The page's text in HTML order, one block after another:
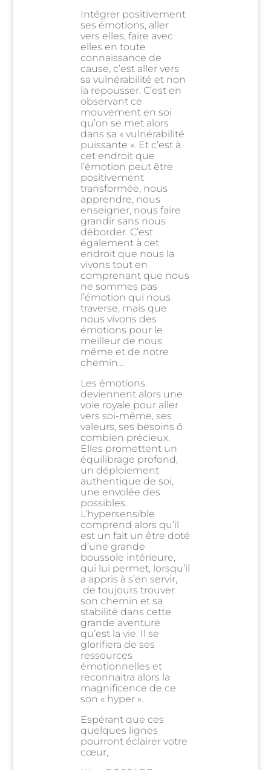
Intégrer positivement
ses émotions, aller
vers elles, faire avec
elles en toute
connaissance de
cause, c’est aller vers
sa vulnérabilité et non
la repousser. C’est en
observant ce
mouvement en soi
qu’on se met alors
dans sa « vulnérabilité
puissante ». Et c’est à
cet endroit que
l’émotion peut être
positivement
transformée, nous
apprendre, nous
enseigner, nous faire
grandir sans nous
déborder. C’est
également à cet
endroit que nous la
vivons tout en
comprenant que nous
ne sommes pas
l’émotion qui nous
traverse, mais que
nous vivons des
émotions pour le
meilleur de nous
même et de notre
chemin…
Les émotions
deviennent alors une
voie royale pour aller
vers soi-même, ses
valeurs, ses besoins ô
combien précieux.
Elles promettent un
équilibrage profond,
un déploiement
authentique de soi,
une envolée des
possibles.
L’hypersensible
comprend alors qu’il
est un fait un être doté
d’une grande
boussole intérieure,
qui lui permet, lorsqu’il
a appris à s’en servir,
de toujours trouver
son chemin et sa
stabilité dans cette
grande aventure
qu’est la vie. Il se
glorifiera de ses
ressources
émotionnelles et
reconnaitra alors la
magnificence de ce
son « hyper ».
Espérant que ces
quelques lignes
pourront éclairer votre
cœur,